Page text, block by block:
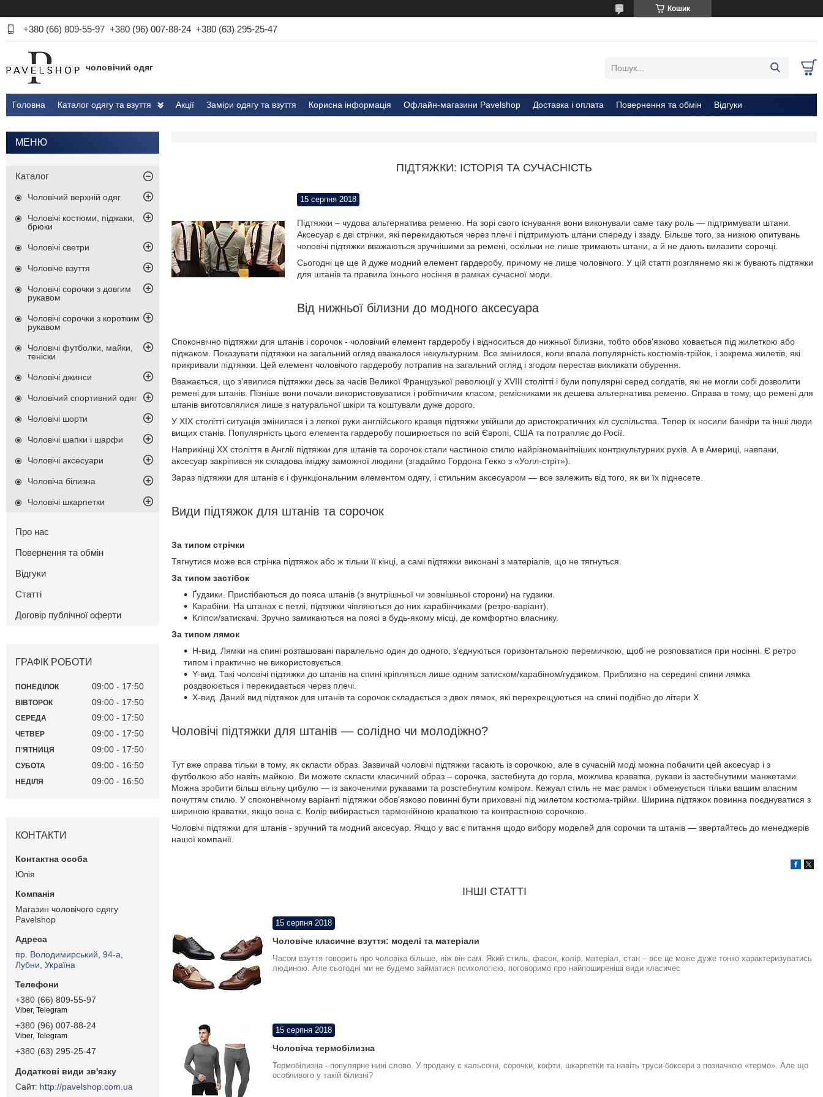
Кошик
+380 (66) 809-55-97 +380 (96) 007-88-24 +380 (63) 295-25-47
чоловічий одяг
Головна Каталог одягу та взуття Акції Заміри одягу та взуття Корисна інформація Офлайн-магазини Pavelshop Доставка і оплата Повернення та обмін Відгуки
ПІДТЯЖКИ: ІСТОРІЯ ТА СУЧАСНІСТЬ
15 серпня 2018
Підтяжки – чудова альтернатива ременю. На зорі свого існування вони виконували саме таку роль — підтримувати штани.
Аксесуар є дві стрічки, які перекидаються через плечі і підтримують штани спереду і ззаду. Більше того, за низкою опитувань
чоловічі підтяжки вважаються зручнішими за ремені, оскільки не лише тримають штани, а й не дають вилазити сорочці.
Сьогодні це ще й дуже модний елемент гардеробу, причому не лише чоловічого. У цій статті розглянемо які ж бувають підтяжки
для штанів та правила їхнього носіння в рамках сучасної моди.
Від нижньої білизни до модного аксесуара
Споконвічно підтяжки для штанів і сорочок - чоловічий елемент гардеробу і відноситься до нижньої білизни, тобто обов'язково ховається під жилеткою або
піджаком. Показувати підтяжки на загальний огляд вважалося некультурним. Все змінилося, коли впала популярність костюмів-трійок, і зокрема жилетів, які
прикривали підтяжки. Цей елемент чоловічого гардеробу потрапив на загальний огляд і згодом перестав викликати обурення.
Вважається, що з'явилися підтяжки десь за часів Великої Французької революції у XVIII столітті і були популярні серед солдатів, які не могли собі дозволити
ремені для штанів. Пізніше вони почали використовуватися і робітничим класом, ремісниками як дешева альтернатива ременю. Справа в тому, що ремені для
штанів виготовлялися лише з натуральної шкіри та коштували дуже дорого.
У XIX столітті ситуація змінилася і з легкої руки англійського кравця підтяжки увійшли до аристократичних кіл суспільства. Тепер їх носили банкіри та інші люди
вищих станів. Популярність цього елемента гардеробу поширюється по всій Європі, США та потрапляє до Росії.
Наприкінці XX століття в Англії підтяжки для штанів та сорочок стали частиною стилю найрізноманітніших контркультурних рухів. А в Америці, навпаки,
аксесуар закріпився як складова іміджу заможної людини (згадаймо Гордона Гекко з «Уолл-стріт»).
Зараз підтяжки для штанів є і функціональним елементом одягу, і стильним аксесуаром — все залежить від того, як ви їх піднесете.
Види підтяжок для штанів та сорочок
За типом стрічки
Тягнутися може вся стрічка підтяжок або ж тільки її кінці, а самі підтяжки виконані з матеріалів, що не тягнуться.
За типом застібок
Ґудзики. Пристібаються до пояса штанів (з внутрішньої чи зовнішньої сторони) на гудзики.
Карабіни. На штанах є петлі, підтяжки чіпляються до них карабінчиками (ретро-варіант).
Кліпси/затискачі. Зручно замикаються на поясі в будь-якому місці, де комфортно власнику.
За типом лямок
H-вид. Лямки на спині розташовані паралельно один до одного, з'єднуються горизонтальною перемичкою, щоб не розповзатися при носінні. Є ретро
типом і практично не використовується.
Y-вид. Такі чоловічі підтяжки до штанів на спині кріпляться лише одним затиском/карабіном/гудзиком. Приблизно на середині спини лямка
роздвоюється і перекидається через плечі.
X-вид. Даний вид підтяжок для штанів та сорочок складається з двох лямок, які перехрещуються на спині подібно до літери Х.
Чоловічі підтяжки для штанів — солідно чи молодіжно?
Тут вже справа тільки в тому, як скласти образ. Зазвичай чоловічі підтяжки гасають із сорочкою, але в сучасній моді можна побачити цей аксесуар і з
футболкою або навіть майкою. Ви можете скласти класичний образ – сорочка, застебнута до горла, можлива краватка, рукави із застебнутими манжетами.
Можна зробити більш вільну цибулю — із закоченими рукавами та розстебнутим коміром. Кежуал стиль не має рамок і обмежується тільки вашим власним
почуттям стилю. У споконвічному варіанті підтяжки обов'язково повинні бути приховані під жилетом костюма-трійки. Ширина підтяжок повинна поєднуватися з
шириною краватки, якщо вона є. Колір вибирається гармонійною краваткою та контрастною сорочкою.
Чоловічі підтяжки для штанів - зручний та модний аксесуар. Якщо у вас є питання щодо вибору моделей для сорочки та штанів — звертайтесь до менеджерів
нашої компанії.
ІНШІ СТАТТІ
15 серпня 2018
Чоловіче класичне взуття: моделі та матеріали
Часом взуття говорить про чоловіка більше, ніж він сам. Який стиль, фасон, колір, матеріал, стан – все це може дуже тонко характеризуватись
людиною. Але сьогодні ми не будемо займатися психологією, поговоримо про найпоширеніші види класичес
15 серпня 2018
Чоловіча термобілизна
Термобілизна - популярне нині слово. У продажу є кальсони, сорочки, кофти, шкарпетки та навіть труси-боксери з позначкою «термо». Але що
особливого у такій білизні?
Каталог
Чоловічий верхній одяг
Чоловічі костюми, піджаки,
брюки
Чоловічі светри
Чоловіче взуття
Чоловічі сорочки з довгим
рукавом
Чоловічі сорочки з коротким
рукавом
Чоловічі футболки, майки,
теніски
Чоловічі джинси
Чоловічий спортивний одяг
Чоловічі шорти
Чоловічі шапки і шарфи
Чоловічі аксесуари
Чоловіча білизна
Чоловічі шкарпетки
Про нас
Повернення та обмін
Відгуки
Статті
Договір публічної оферти
ГРАФІК РОБОТИ
ПОНЕДІЛОК 09:00 17:50
ВІВТОРОК 09:00 17:50
СЕРЕДА 09:00 17:50
ЧЕТВЕР 09:00 17:50
ПʼЯТНИЦЯ 09:00 17:50
СУБОТА 09:00 16:50
НЕДІЛЯ 09:00 16:50
КОНТАКТИ
Юлія
Магазин чоловічого одягу
Pavelshop
пр. Володимирський, 94-а,
Лубни, Україна
+380 (66) 809-55-97
Viber, Telegram
+380 (96) 007-88-24
Viber, Telegram
+380 (63) 295-25-47
http://pavelshop.com.ua